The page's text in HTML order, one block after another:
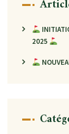
2025